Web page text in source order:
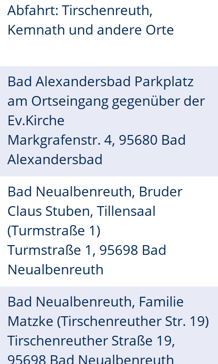
Abfahrt: Tirschenreuth,
Kemnath und andere Orte
Bad Alexandersbad Parkplatz
am Ortseingang gegenüber der
Ev.Kirche
Markgrafenstr. 4, 95680 Bad
Alexandersbad
Bad Neualbenreuth, Bruder
Claus Stuben, Tillensaal
(Turmstraße 1)
Turmstraße 1, 95698 Bad
Neualbenreuth
Bad Neualbenreuth, Familie
Matzke (Tirschenreuther Str. 19)
Tirschenreuther Straße 19,
95698 Bad Neualbenreuth